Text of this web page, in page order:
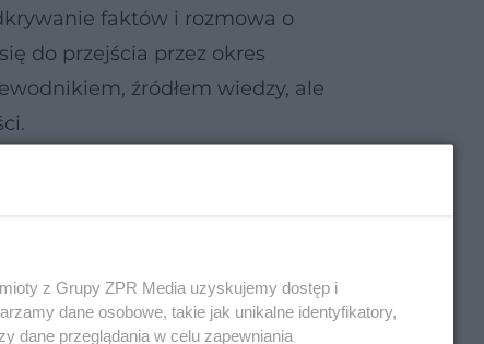
faktów i rozmowa o
do przejścia przez okres
źródłem wiedzy, ale
z Grupy ZPR Media uzyskujemy dostęp i
dane osobowe, takie jak unikalne identyfikatory,
dane przeglądania w celu zapewniania